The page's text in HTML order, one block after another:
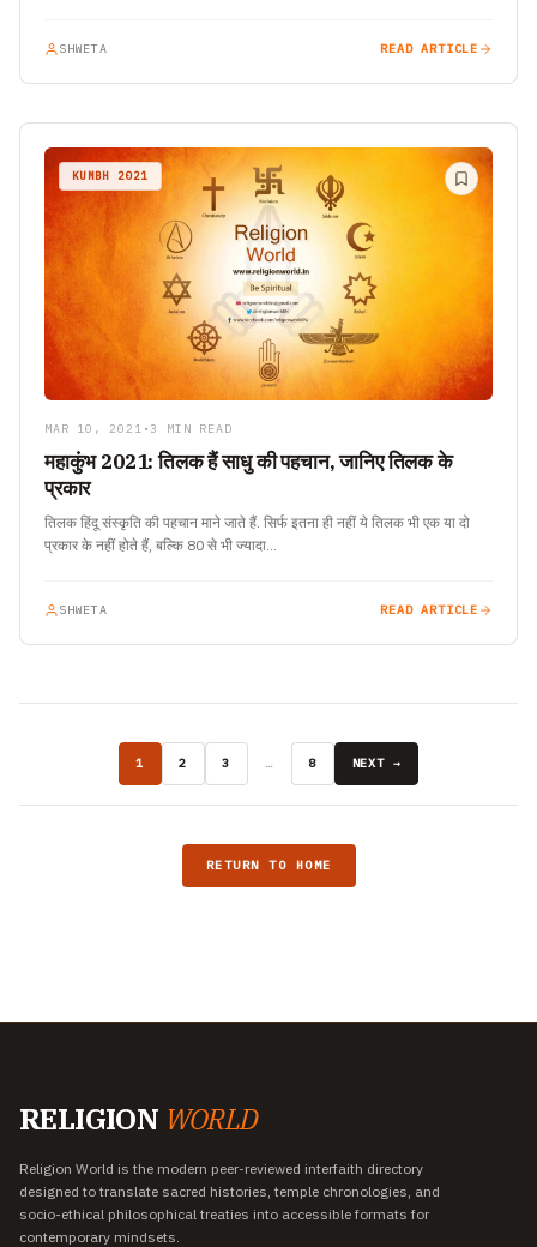
SHWETA READ ARTICLE
KUMBH 2021
MAR 10, 2021 • 3 MIN READ
महाकुंभ 2021: तिलक हैं साधु की पहचान, जानिए तिलक के
प्रकार
तिलक हिंदू संस्कृति की पहचान माने जाते हैं. सिर्फ इतना ही नहीं ये तिलक भी एक या दो
प्रकार के नहीं होते हैं, बल्कि 80 से भी ज्यादा…
SHWETA READ ARTICLE
1 2 3 … 8 NEXT →
RETURN TO HOME
RELIGION WORLD
Religion World is the modern peer-reviewed interfaith directory
designed to translate sacred histories, temple chronologies, and
socio-ethical philosophical treaties into accessible formats for
contemporary mindsets.